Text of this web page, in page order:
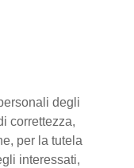
degli
correttezza,
per la tutela
interessati,